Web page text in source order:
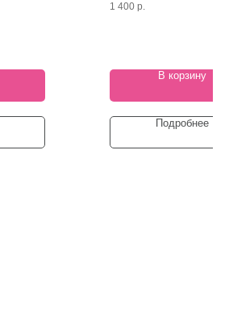
1 400 р.
В корзину
Подробнее